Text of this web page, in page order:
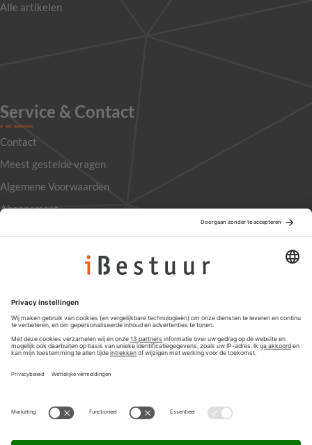
Alle artikelen
Service & Contact
Contact
Meest gestelde vragen
Algemene Voorwaarden
Abonnement
Privacyinstellingen